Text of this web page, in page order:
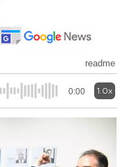
readme
0:00 1.0x